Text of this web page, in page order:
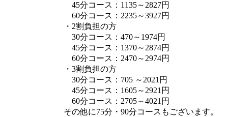
45分コース：1135～2827円
60分コース：2235～3927円
・2割負担の方
30分コース：470～1974円
45分コース：1370～2874円
60分コース：2470～2974円
・3割負担の方
30分コース：705 ～2021円
45分コース：1605～2921円
60分コース：2705～4021円
その他に75分・90分コースもございます。